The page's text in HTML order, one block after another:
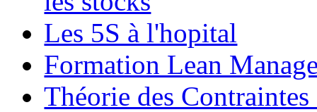
Les 5S à l'hopital
Formation Lean
Théorie des